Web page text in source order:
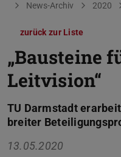
News-Archiv
2020
zurück zur Liste
„Bausteine
Leitvision“
TU Darmstadt
breiter
13.05.2020